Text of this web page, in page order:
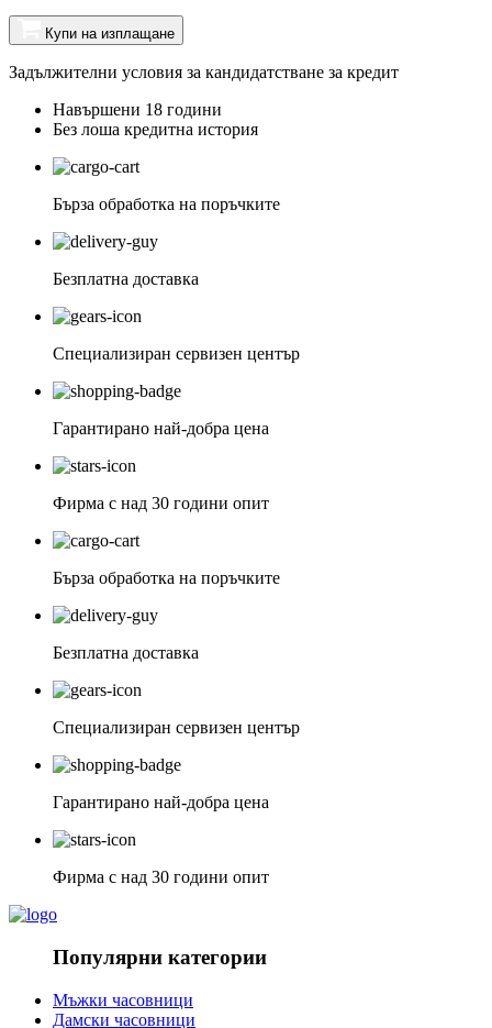
Купи на изплащане
Задължителни условия за кандидатстване за кредит
Навършени 18 години
Без лоша кредитна история
Бърза обработка на поръчките
Безплатна доставка
Специализиран сервизен център
Гарантирано най-добра цена
Фирма с над 30 години опит
Бърза обработка на поръчките
Безплатна доставка
Специализиран сервизен център
Гарантирано най-добра цена
Фирма с над 30 години опит
Популярни категории
Мъжки часовници
Дамски часовници